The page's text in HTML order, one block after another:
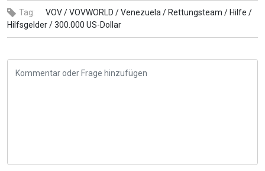
Tag: VOV /VOVWORLD /Venezuela / Rettungsteam / Hilfe /
Hilfsgelder /300.000 US-Dollar